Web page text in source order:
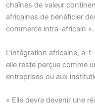
chaînes de valeur
africaines de bénéficier
commerce intra-africain ».
L’intégration africaine, a-
elle reste perçue comme
entreprises ou aux
« Elle devra devenir une